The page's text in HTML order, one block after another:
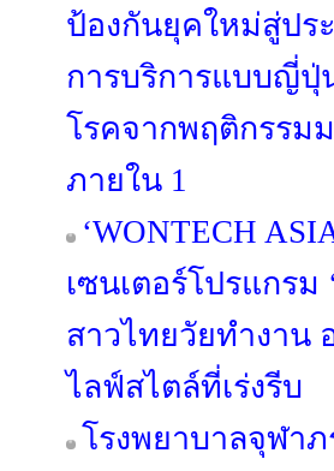
ป้องกันยุคใหม่สู่ปร
การบริการแบบญี่ปุ่
โรคจากพฤติกรรม
ภายใน 1
‘WONTECH
เซนเตอร์โปรแกรม
สาวไทยวัยทำงาน
ไลฟ์สไตล์ที่เร่งรีบ
โรงพยาบาลจุฬา